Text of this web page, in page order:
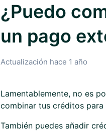
¿Puedo
un pago
Actualización hace 1 año
Lamentablemente, no es
combinar tus créditos para
También puedes añadir